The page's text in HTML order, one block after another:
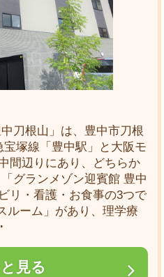
刀根山」は、豊中市刀根
塚線「豊中駅」と大阪モ
間辺りにあり、どちらか
グランメゾン迎賓館 豊中
リ・看護・お食事の3つで
ルーム」があり、理学療
見る